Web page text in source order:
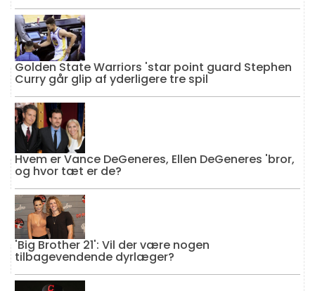
Golden State Warriors 'star point guard Stephen
Curry går glip af yderligere tre spil
Hvem er Vance DeGeneres, Ellen DeGeneres 'bror,
og hvor tæt er de?
'Big Brother 21': Vil der være nogen
tilbagevendende dyrlæger?